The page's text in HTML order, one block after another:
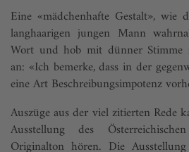
Eine «mädchenhafte Gestalt», wie
langhaarigen jungen Mann
Wort und hob mit dünner Stimme
an: «Ich bemerke, dass in der
eine Art Beschreibungsimpotenz
Auszüge aus der viel zitierten Rede
Ausstellung des
Originalton hören. Die